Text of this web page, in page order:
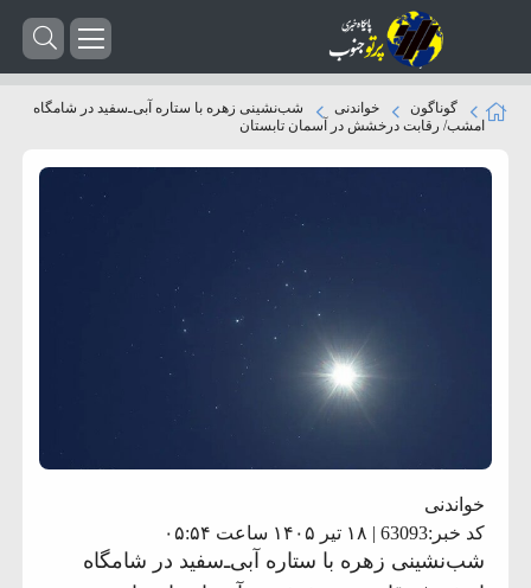
گوناگون خواندنی
شب‌نشینی زهره با ستاره آبی‌ـ‌سفید در شامگاه
امشب/ رقابت درخشش در آسمان تابستان
خواندنی
کد خبر:63093 | ۱۸ تیر ۱۴۰۵ ساعت ۰۵:۵۴
شب‌نشینی زهره با ستاره آبی‌ـ‌سفید در شامگاه